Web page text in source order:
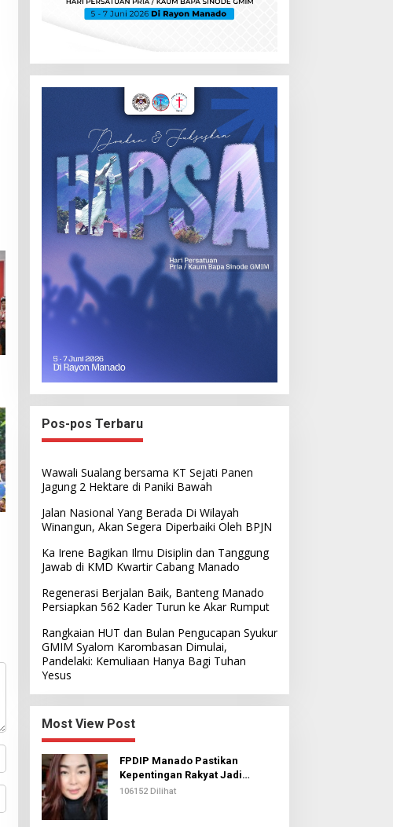
Pos-pos Terbaru
Wawali Sualang bersama KT Sejati Panen
Jagung 2 Hektare di Paniki Bawah
Jalan Nasional Yang Berada Di Wilayah
Winangun, Akan Segera Diperbaiki Oleh BPJN
Ka Irene Bagikan Ilmu Disiplin dan Tanggung
Jawab di KMD Kwartir Cabang Manado
Regenerasi Berjalan Baik, Banteng Manado
Persiapkan 562 Kader Turun ke Akar Rumput
Rangkaian HUT dan Bulan Pengucapan Syukur
GMIM Syalom Karombasan Dimulai,
Pandelaki: Kemuliaan Hanya Bagi Tuhan
Yesus
Most View Post
FPDIP Manado Pastikan
Kepentingan Rakyat Jadi
Prioritas Dalam Perjuangan
106152 Dilihat